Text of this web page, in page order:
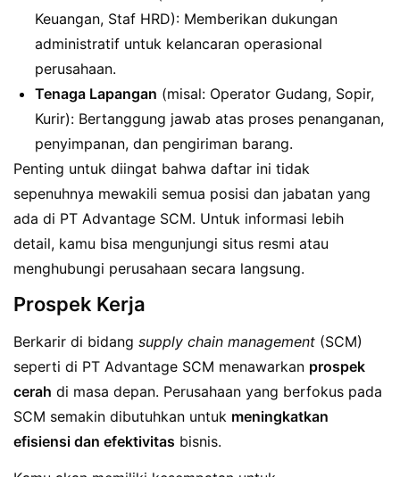
Keuangan, Staf HRD): Memberikan dukungan
administratif untuk kelancaran operasional
perusahaan.
Tenaga Lapangan (misal: Operator Gudang, Sopir,
Kurir): Bertanggung jawab atas proses penanganan,
penyimpanan, dan pengiriman barang.
Penting untuk diingat bahwa daftar ini tidak
sepenuhnya mewakili semua posisi dan jabatan yang
ada di PT Advantage SCM. Untuk informasi lebih
detail, kamu bisa mengunjungi situs resmi atau
menghubungi perusahaan secara langsung.
Prospek Kerja
Berkarir di bidang supply chain management (SCM)
seperti di PT Advantage SCM menawarkan prospek
cerah di masa depan. Perusahaan yang berfokus pada
SCM semakin dibutuhkan untuk meningkatkan
efisiensi dan efektivitas bisnis.